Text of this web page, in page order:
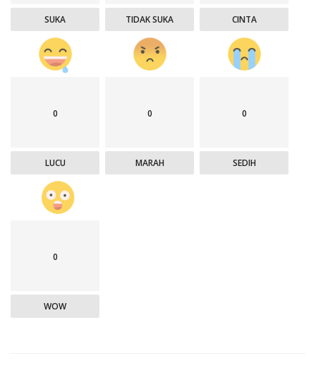
SUKA TIDAK SUKA CINTA
0
LUCU
0
MARAH
0
SEDIH
0
WOW